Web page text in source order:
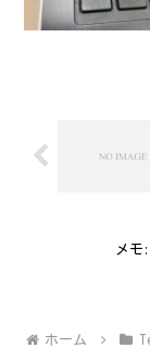
メ
ホーム